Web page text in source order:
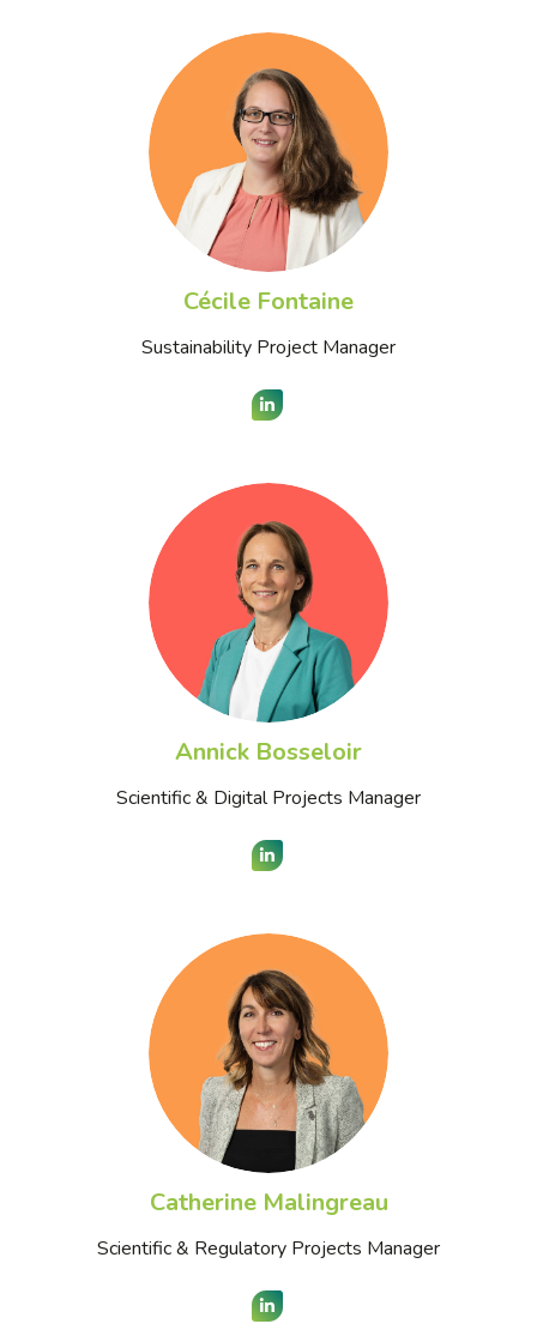
Cécile Fontaine
Sustainability Project Manager
LinkedIn
Annick Bosseloir
Scientific & Digital Projects Manager
LinkedIn
Catherine Malingreau
Scientific & Regulatory Projects Manager
LinkedIn